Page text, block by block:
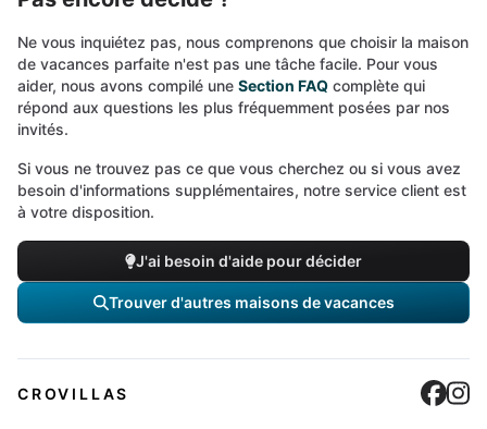
Ne vous inquiétez pas, nous comprenons que choisir la maison
de vacances parfaite n'est pas une tâche facile. Pour vous
aider, nous avons compilé une Section FAQ complète qui
répond aux questions les plus fréquemment posées par nos
invités.
Si vous ne trouvez pas ce que vous cherchez ou si vous avez
besoin d'informations supplémentaires, notre service client est
à votre disposition.
J'ai besoin d'aide pour décider
Trouver d'autres maisons de vacances
CROVILLAS